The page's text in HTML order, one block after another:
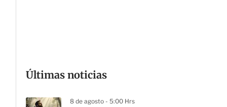
Últimas noticias
8 de agosto - 5:00 Hrs